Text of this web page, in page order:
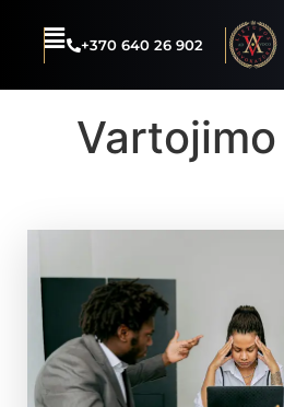
+370 640 26 902